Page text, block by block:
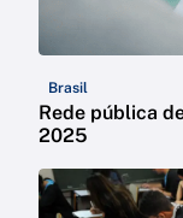
Brasil
Rede pública
2025